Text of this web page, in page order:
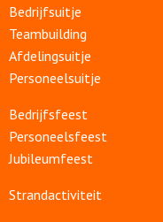
Bedrijfsuitje
Teambuilding
Afdelingsuitje
Personeelsuitje
Bedrijfsfeest
Personeelsfeest
Jubileumfeest
Strandactiviteit